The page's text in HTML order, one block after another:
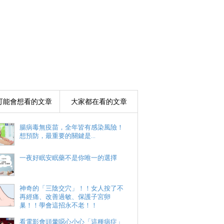
能會想看的文章 大家都在看的文章
腸病毒無疫苗，全年皆有感染風險！
想預防，最重要的關鍵是...
一夜好眠安眠藥不是你唯一的選擇
神奇的「三陰交穴」！！女人按了不
再經痛、改善過敏、保護子宮卵
巢！！學會這招永不老！！
看電影會頭暈噁心小心「這種病症」